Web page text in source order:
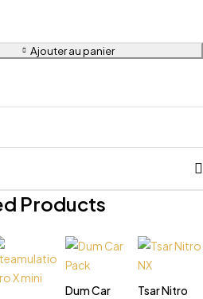
Ajouter au panier
Products
Dum Car Tsar Nitro